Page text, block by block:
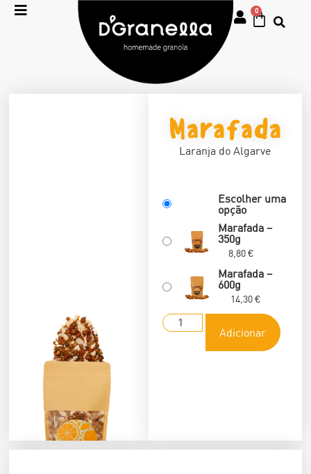
0
Marafada
Laranja do Algarve
Escolher uma
opção
Marafada –
350g
8,80€
Marafada –
600g
14,30€
Adicionar